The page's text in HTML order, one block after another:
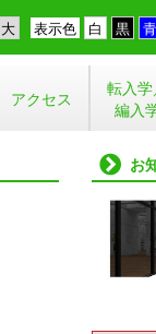
表示色
アクセス
転入学
編入
お